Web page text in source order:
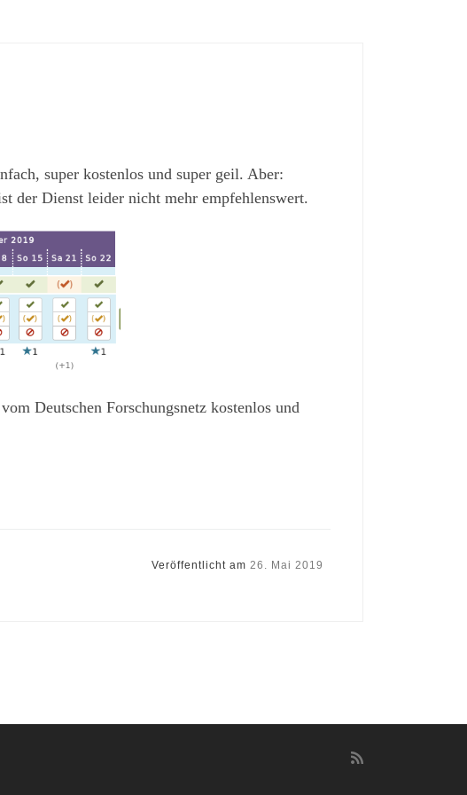
super kostenlos und super geil. Aber:
der Dienst leider nicht mehr empfehlenswert.
Deutschen Forschungsnetz kostenlos und
Veröffentlicht am 26. Mai 2019